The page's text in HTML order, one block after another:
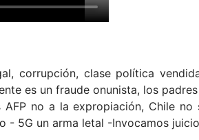
corrupción, clase política
es un fraude onunista, los
no a la expropiación, Chile
5G un arma letal -Invocamos